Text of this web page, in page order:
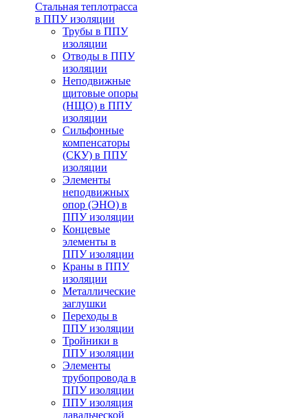
Стальная теплотрасса
в ППУ изоляции
Трубы в ППУ
изоляции
Отводы в ППУ
изоляции
Неподвижные
щитовые опоры
(НЩО) в ППУ
изоляции
Cильфонные
компенсаторы
(СКУ) в ППУ
изоляции
Элементы
неподвижных
опор (ЭНО) в
ППУ изоляции
Концевые
элементы в
ППУ изоляции
Краны в ППУ
изоляции
Металлические
заглушки
Переходы в
ППУ изоляции
Тройники в
ППУ изоляции
Элементы
трубопровода в
ППУ изоляции
ППУ изоляция
давальческой